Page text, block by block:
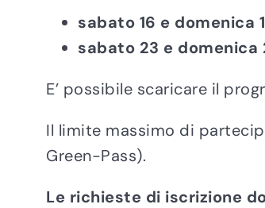
sabato 16 e domenica
sabato 23 e domenica
E’ possibile scaricare il
Il limite massimo di
Green-Pass).
Le richieste di iscrizione